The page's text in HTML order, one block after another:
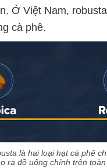
Ở Việt Nam,
cà phê.
là hai loại hạt cà phê
ra đồ uống chính trên toàn